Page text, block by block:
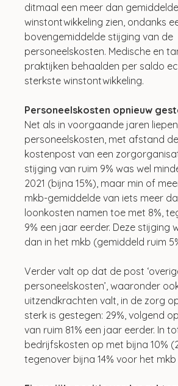
ditmaal een meer dan gemiddelde
winstontwikkeling zien, ondanks
bovengemiddelde stijging van de
personeelskosten. Medische en
praktijken behaalden per saldo
sterkste winstontwikkeling.
Personeelskosten opnieuw
Net als in voorgaande jaren
personeelskosten, met afstand
kostenpost van een
stijging van ruim 9% was wel
2021 (bijna 15%), maar min of
mkb-gemiddelde van iets meer
loonkosten namen toe met 8%,
9% een jaar eerder. Deze stijging
dan in het mkb (gemiddeld ruim
Verder valt op dat de post
personeelskosten’, waaronder
uitzendkrachten valt, in de zorg
sterk is gestegen: 29%, volgend
van ruim 81% een jaar eerder. In
bedrijfskosten op met bijna 10%
tegenover bijna 14% voor het mkb